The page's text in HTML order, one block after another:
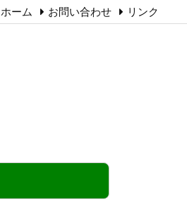
ホーム お問い合わせ リンク